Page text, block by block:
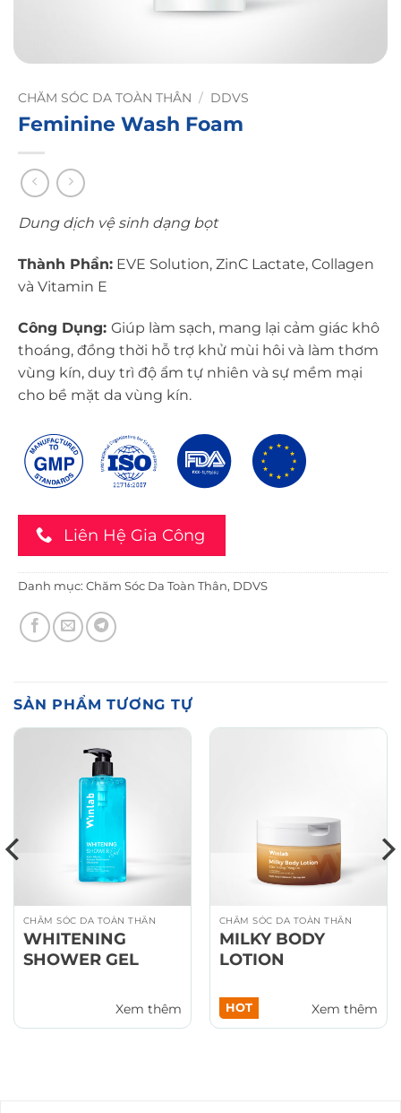
CHĂM SÓC DA TOÀN THÂN / DDVS
Feminine Wash Foam
Dung dịch vệ sinh dạng bọt
Thành Phần: EVE Solution, ZinC Lactate, Collagen
và Vitamin E
Công Dụng: Giúp làm sạch, mang lại cảm giác khô
thoáng, đồng thời hỗ trợ khử mùi hôi và làm thơm
vùng kín, duy trì độ ẩm tự nhiên và sự mềm mại
cho bề mặt da vùng kín.
Liên Hệ Gia Công
Danh mục: Chăm Sóc Da Toàn Thân, DDVS
SẢN PHẨM TƯƠNG TỰ
CHĂM SÓC DA TOÀN THÂN
WHITENING
SHOWER GEL
Xem thêm HOT
CHĂM SÓC DA TOÀN THÂN
MILKY BODY
LOTION
Xem thêm